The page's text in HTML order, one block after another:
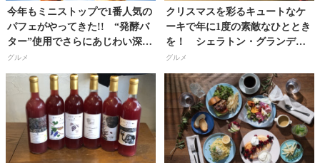
今年もミニストップで1番人気の
パフェがやってきた!! “発酵バ
ター”使用でさらにあじわい深く
なった「なめらかプリンパフ
ェ」！
グルメ
クリスマスを彩るキュートなケ
ーキで年に1度の素敵なひととき
を！ シェラトン・グランデ・
トーキョーベイ・ホテル 『クリ
スマス スイーツ&ベーカリ
ー』!!
グルメ